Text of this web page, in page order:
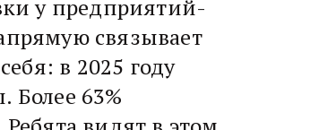
у предприятий-
связывает
в 2025 году
Более 63%